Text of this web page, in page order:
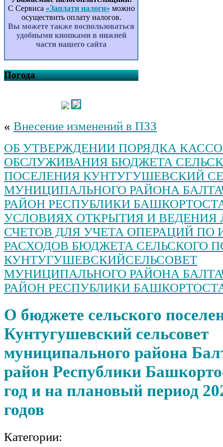
Кунтугушевский сельсовет
муниципального района
Балтачевский район Республики
Башкортостан на 2026 – 2027
годы
предоставления муниципальной
услуги «Предоставление водных
находящихся в муниципальной
собственности (обводненного
основании решения о
в пользование» в сельском
поселении Кунтугушевский
сельсовет муниципального
района Балтачевский район
Республики Башкортостан
О внесении изменений в
Правила землепользования и
застройки сельского поселения
Кунтугушевский сельсовет
муниципального района
Балтачевский район Республики
Башкортостан
Об утверждении плана
мероприятий по реализации
Стратегии противодействия
экстремизму в Российской
Федерации на территории
Кунтугушевский сельсовет
муниципального района
Балтачевский район Республики
Башкортостан на 2026 год
Об утверждении муниципальной
программы “Развитие
физической культуры, спорта в
сельском поселении
Кунтугушевский сельсовет
муниципального район
Балтачевский район Республики
С Сервиса «Заплати налоги» можно
осуществить оплату налогов.
Вы можете также воспользоваться
удобными кнопками в нижней
части нашего сайта
Погода
« Внесение изменений в ПЗЗ
ОБ УТВЕРЖДЕНИИ ПОРЯДКА
ОБСЛУЖИВАНИЯ БЮДЖЕТА
ПОСЕЛЕНИЯ КУНТУГУШЕВСКИЙ
МУНИЦИПАЛЬНОГО РАЙОНА
РАЙОН РЕСПУБЛИКИ
УСЛОВИЯХ ОТКРЫТИЯ И ВЕДЕНИЯ
СЧЕТОВ ДЛЯ УЧЕТА ОПЕРАЦИЙ
РАСХОДОВ БЮДЖЕТА СЕЛЬСКОГО
КУНТУГУШЕВСКИЙСЕЛЬСОВЕТ
МУНИЦИПАЛЬНОГО РАЙОНА
РАЙОН РЕСПУБЛИКИ
О бюджете сельского
Кунтугушевский сельсовет
муниципального района
район Республики
год и на плановый период
годов
Категории: